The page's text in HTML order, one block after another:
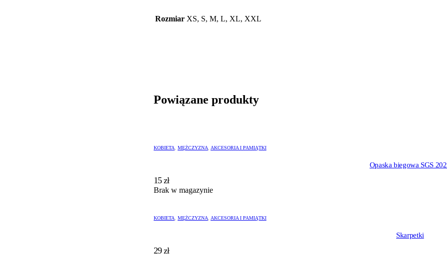
Rozmiar XS, S, M, L, XL, XXL
Powiązane produkty
KOBIETA MĘŻCZYZNA AKCESORIA I PAMIĄTKI
Opaska biegowa SGS
15zł
Brak w magazynie
KOBIETA MĘŻCZYZNA AKCESORIA I PAMIĄTKI
Skarpetki
29zł